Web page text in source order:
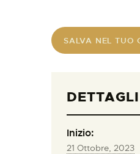
SALVA NEL TUO
DETTAGLI
Inizio:
21 Ottobre, 2023